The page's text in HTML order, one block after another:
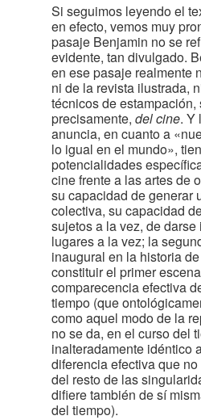
Si seguimos leyendo el
en efecto, vemos muy
pasaje Benjamin no se
evidente, tan divulgado.
en ese pasaje realmente
ni de la revista ilustrada,
técnicos de estampación,
precisamente, del cine. Y
anuncia, en cuanto a
lo igual en el mundo»,
potencialidades
cine frente a las artes de
su capacidad de generar
colectiva, su capacidad
sujetos a la vez, de
lugares a la vez; la
inaugural en la historia
constituir el primer
comparecencia efectiva
tiempo (que
como aquel modo de la
no se da, en el curso del
inalteradamente idéntico
diferencia efectiva que
del resto de las
difiere también de sí
del tiempo).